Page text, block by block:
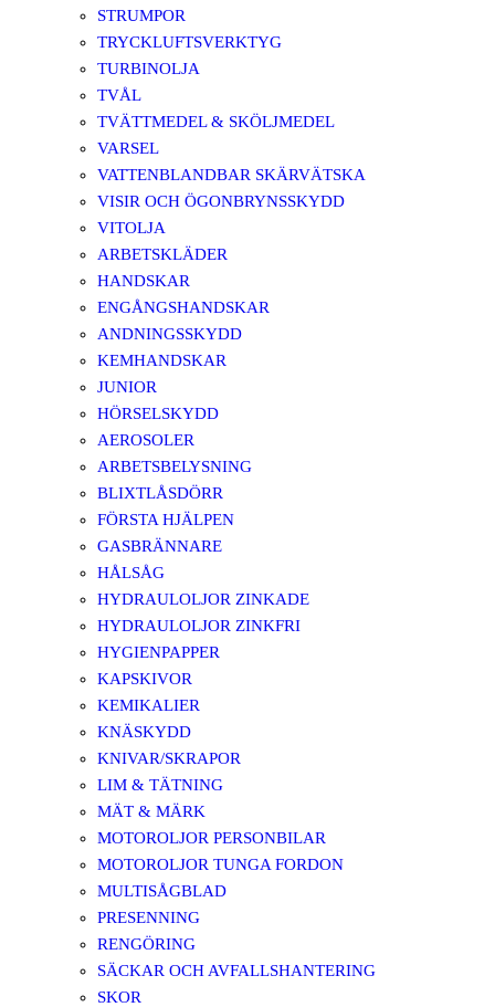
STRUMPOR
TRYCKLUFTSVERKTYG
TURBINOLJA
TVÅL
TVÄTTMEDEL & SKÖLJMEDEL
VARSEL
VATTENBLANDBAR SKÄRVÄTSKA
VISIR OCH ÖGONBRYNSSKYDD
VITOLJA
ARBETSKLÄDER
HANDSKAR
ENGÅNGSHANDSKAR
ANDNINGSSKYDD
KEMHANDSKAR
JUNIOR
HÖRSELSKYDD
AEROSOLER
ARBETSBELYSNING
BLIXTLÅSDÖRR
FÖRSTA HJÄLPEN
GASBRÄNNARE
HÅLSÅG
HYDRAULOLJOR ZINKADE
HYDRAULOLJOR ZINKFRI
HYGIENPAPPER
KAPSKIVOR
KEMIKALIER
KNÄSKYDD
KNIVAR/SKRAPOR
LIM & TÄTNING
MÄT & MÄRK
MOTOROLJOR PERSONBILAR
MOTOROLJOR TUNGA FORDON
MULTISÅGBLAD
PRESENNING
RENGÖRING
SÄCKAR OCH AVFALLSHANTERING
SKOR